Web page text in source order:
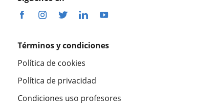
Términos y condiciones
Política de cookies
Política de privacidad
Condiciones uso profesores